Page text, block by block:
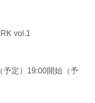
vol.1
予定）19:00開始（予